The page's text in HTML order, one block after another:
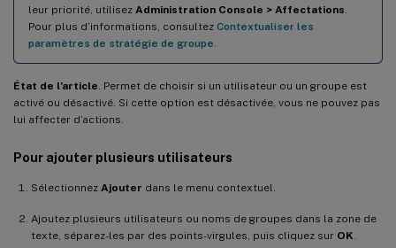
leur priorité, utilisez Administration Console > Affectations
Pour plus d’informations, consultez Contextualiser les
paramètres de stratégie de groupe
État de l’article . Permet de choisir si un utilisateur ou un groupe est
activé ou désactivé. Si cette option est désactivée, vous ne pouvez pas
lui affecter d’actions.
Pour ajouter plusieurs utilisateurs
Sélectionnez Ajouter dans le menu contextuel.
Ajoutez plusieurs utilisateurs ou noms de groupes dans la zone de
texte, séparez-les par des points-virgules, puis cliquez sur OK